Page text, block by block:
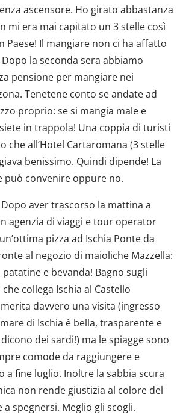
ascensore. Ho girato abbastanza
mi era mai capitato un 3 stelle così
Paese! Il mangiare non ci ha affatto
la seconda sera abbiamo
pensione per mangiare nei
Tenetene conto se andate ad
proprio: se si mangia male e
in trappola! Una coppia di turisti
che all’Hotel Cartaromana (3 stelle
benissimo. Quindi dipende! La
può convenire oppure no.
aver trascorso la mattina a
agenzia di viaggi e tour operator
pizza ad Ischia Ponte da
al negozio di maioliche Mazzella:
patatine e bevanda! Bagno sugli
collega Ischia al Castello
davvero una visita (ingresso
mare di Ischia è bella, trasparente e
dei sardi!) ma le spiagge sono
comode da raggiungere e
a fine luglio. Inoltre la sabbia scura
non rende giustizia al colore del
a spegnersi. Meglio gli scogli.